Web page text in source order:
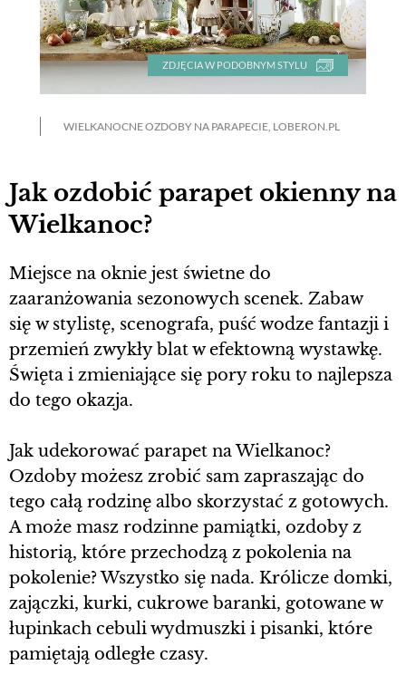
ZDJĘCIA W PODOBNYM STYLU
WIELKANOCNE OZDOBY NA PARAPECIE, LOBERON.PL
Jak ozdobić parapet okienny na
Wielkanoc?
Miejsce na oknie jest świetne do
zaaranżowania sezonowych scenek. Zabaw
się w stylistę, scenografa, puść wodze fantazji i
przemień zwykły blat w efektowną wystawkę.
Święta i zmieniające się pory roku to najlepsza
do tego okazja.
Jak udekorować parapet na Wielkanoc?
Ozdoby możesz zrobić sam zapraszając do
tego całą rodzinę albo skorzystać z gotowych.
A może masz rodzinne pamiątki, ozdoby z
historią, które przechodzą z pokolenia na
pokolenie? Wszystko się nada. Królicze domki,
zajączki, kurki, cukrowe baranki, gotowane w
łupinkach cebuli wydmuszki i pisanki, które
pamiętają odległe czasy.